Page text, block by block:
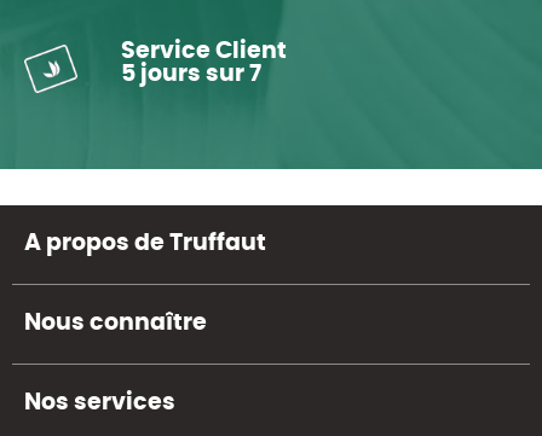
Service Client
5 jours sur 7
A propos de Truffaut
Nous connaître
Nos services